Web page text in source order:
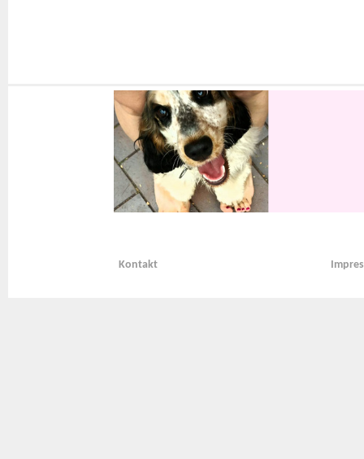
Kontakt